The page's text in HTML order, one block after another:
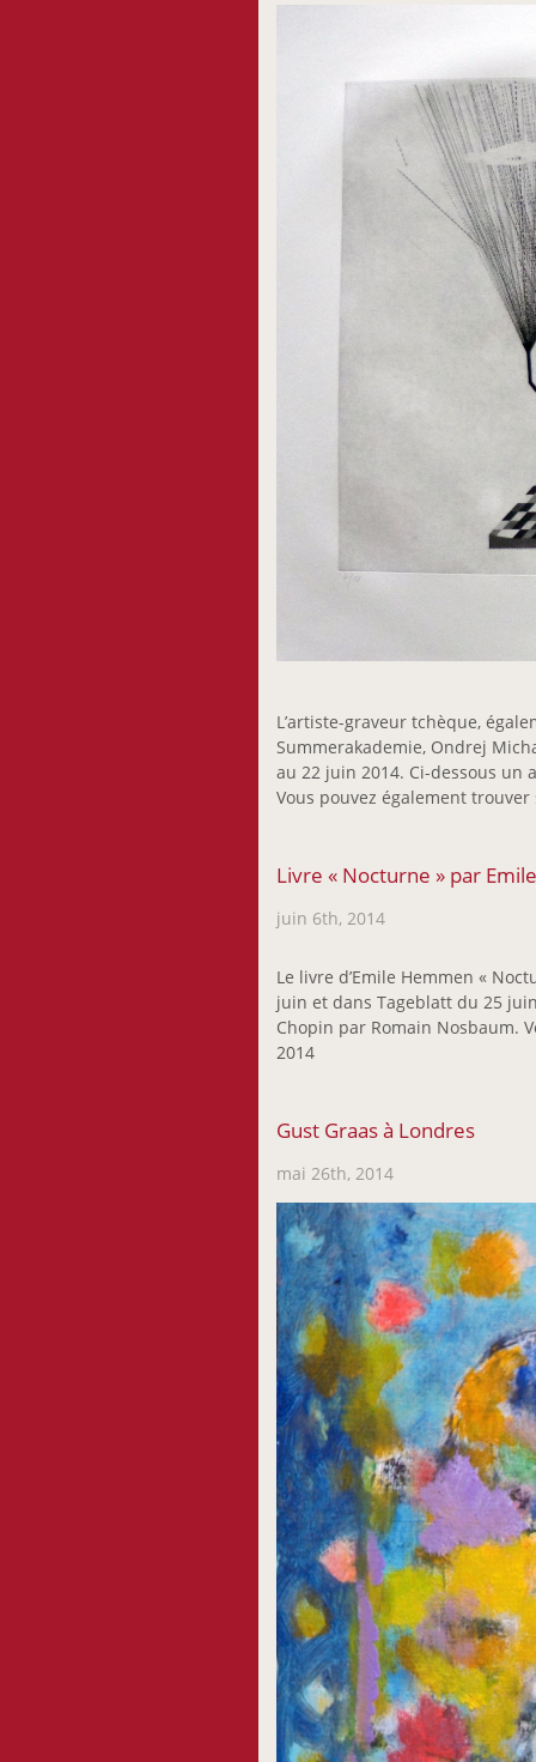
L’artiste-graveur tchèque,
Summerakademie, Ondrej
au 22 juin 2014. Ci-dessous un
Vous pouvez également
Livre « Nocturne » par
juin 6th, 2014
Le livre d’Emile Hemmen «
juin et dans Tageblatt du 25
Chopin par Romain Nosbaum.
2014
Gust Graas à Londres
mai 26th, 2014